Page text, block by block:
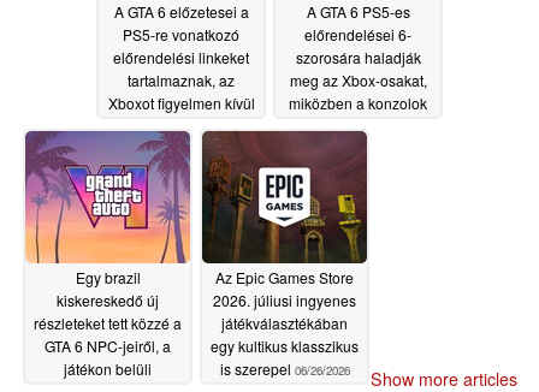
A GTA 6 előzetesei a
PS5-re vonatkozó
előrendelési linkeket
tartalmaznak, az
Xboxot figyelmen kívül
Microsoft vitatja az
eladási különbséget
06/29/2026
A GTA 6 PS5-es
előrendelései 6-
szorosára haladják
meg az Xbox-osakat,
miközben a konzolok
fenyeget
Egy brazil
kiskereskedő új
részleteket tett közzé a
GTA 6 NPC-jeiről, a
játékon belüli
Az Epic Games Store
2026. júliusi ingyenes
játékválasztékában
egy kultikus klasszikus
is szerepel 06/26/2026 Show more articles